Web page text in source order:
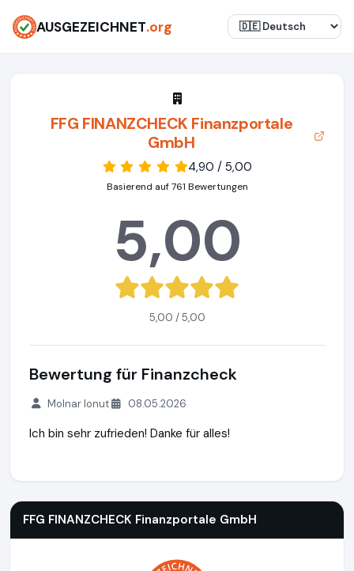
AUSGEZEICHNET.org
FFG FINANZCHECK Finanzportale
GmbH
4,90 / 5,00
Basierend auf 761 Bewertungen
5,00
5,00 / 5,00
Bewertung für Finanzcheck
Molnar Ionut 08.05.2026
Ich bin sehr zufrieden! Danke für alles!
FFG FINANZCHECK Finanzportale GmbH